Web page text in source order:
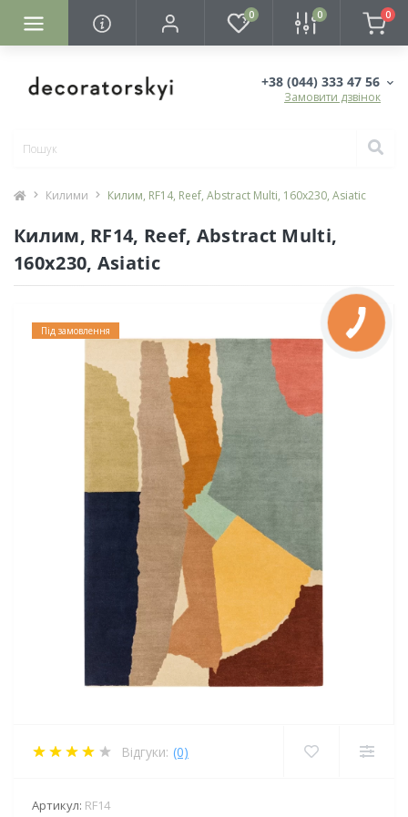
0 0 0
+38 (044) 333 47 56
Замовити дзвінок
Килими Килим, RF14, Reef, Abstract Multi, 160x230, Asiatic
Килим, RF14, Reef, Abstract Multi,
160x230, Asiatic
Під замовлення
Відгуки: (0)
Артикул: RF14